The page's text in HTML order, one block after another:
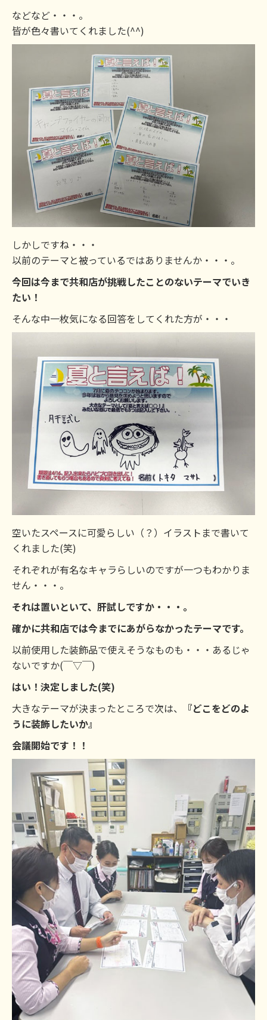
などなど・・・。
皆が色々書いてくれました(^^)
しかしですね・・・
以前のテーマと被っているではありませんか・・・。
今回は今まで共和店が挑戦したことのないテーマでいき
たい！
そんな中一枚気になる回答をしてくれた方が・・・
空いたスペースに可愛らしい（？）イラストまで書いて
くれました(笑)
それぞれが有名なキャラらしいのですが一つもわかりま
せん・・・。
それは置いといて、肝試しですか・・・。
確かに共和店では今までにあがらなかったテーマです。
以前使用した装飾品で使えそうなものも・・・あるじゃ
ないですか(￣▽￣)
はい！決定しました(笑)
大きなテーマが決まったところで次は、
『どこをどのよ
うに装飾したいか』
会議開始です！！